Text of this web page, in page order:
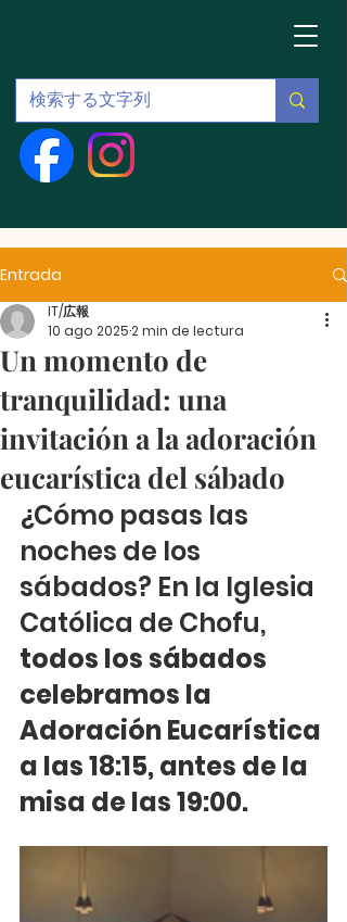
Entrada
Un momento de
tranquilidad: una
invitación a la adoración
eucarística del sábado
IT/広報
10 ago 20252 min de lectura
¿Cómo pasas las
noches de los
sábados? En la Iglesia
Católica de Chofu,
todos los sábados
celebramos la
Adoración Eucarística
a las 18:15, antes de la
misa de las 19:00.